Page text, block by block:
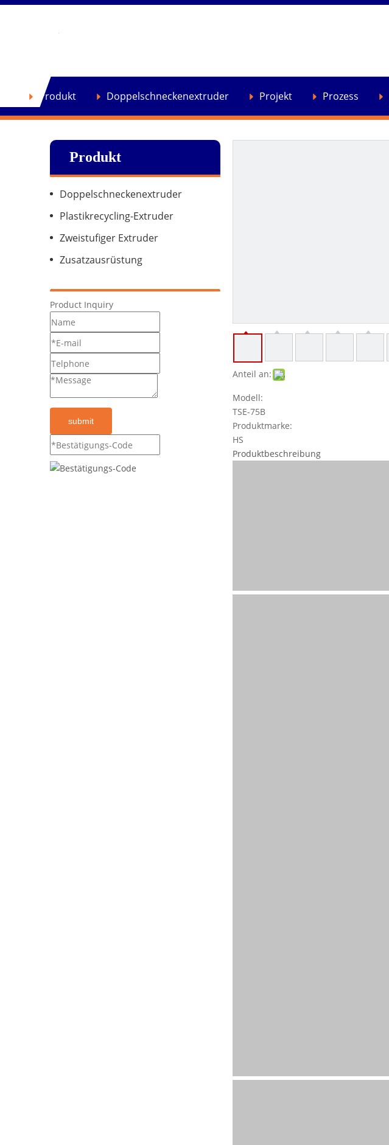
Produkt Doppelschneckenextruder Projekt Prozess
Produkt
Doppelschneckenextruder
Plastikrecycling-Extruder
Zweistufiger Extruder
Zusatzausrüstung
Product Inquiry
submit
Anteil an:
Modell:
TSE-75B
Produktmarke:
HS
Produktbeschreibung